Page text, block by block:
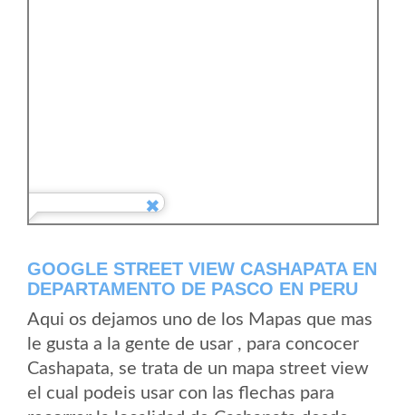
GOOGLE STREET VIEW CASHAPATA EN
DEPARTAMENTO DE PASCO EN PERU
Aqui os dejamos uno de los Mapas que mas
le gusta a la gente de usar , para concocer
Cashapata, se trata de un mapa street view
el cual podeis usar con las flechas para